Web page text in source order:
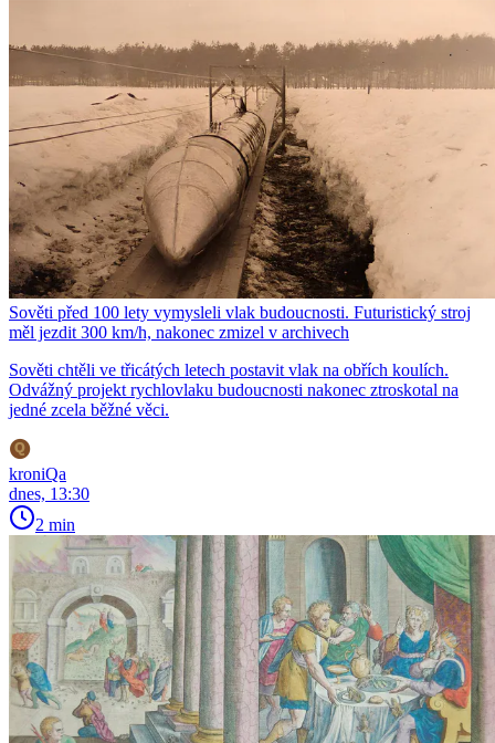
Sověti před 100 lety vymysleli vlak budoucnosti. Futuristický stroj
měl jezdit 300 km/h, nakonec zmizel v archivech
Sověti chtěli ve třicátých letech postavit vlak na obřích koulích.
Odvážný projekt rychlovlaku budoucnosti nakonec ztroskotal na
jedné zcela běžné věci.
kroniQa
dnes, 13:30
2 min